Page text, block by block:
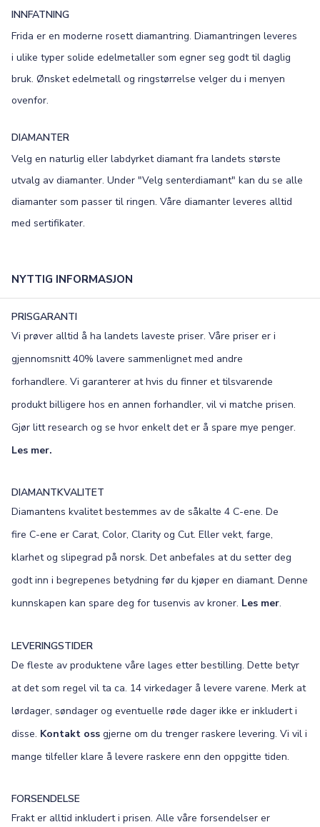
INNFATNING
Frida er en moderne rosett diamantring. Diamantringen leveres
i ulike typer solide edelmetaller som egner seg godt til daglig
bruk. Ønsket edelmetall og ringstørrelse velger du i menyen
ovenfor.
DIAMANTER
Velg en naturlig eller labdyrket diamant fra landets største
utvalg av diamanter. Under "Velg senterdiamant" kan du se alle
diamanter som passer til ringen. Våre diamanter leveres alltid
med sertifikater.
NYTTIG INFORMASJON
PRISGARANTI
Vi prøver alltid å ha landets laveste priser. Våre priser er i
gjennomsnitt 40% lavere sammenlignet med andre
forhandlere. Vi garanterer at hvis du finner et tilsvarende
produkt billigere hos en annen forhandler, vil vi matche prisen.
Gjør litt research og se hvor enkelt det er å spare mye penger.
Les mer.
DIAMANTKVALITET
Diamantens kvalitet bestemmes av de såkalte 4 C-ene. De
fire C-ene er Carat, Color, Clarity og Cut. Eller vekt, farge,
klarhet og slipegrad på norsk. Det anbefales at du setter deg
godt inn i begrepenes betydning før du kjøper en diamant. Denne
kunnskapen kan spare deg for tusenvis av kroner. Les mer.
LEVERINGSTIDER
De fleste av produktene våre lages etter bestilling. Dette betyr
at det som regel vil ta ca. 14 virkedager å levere varene. Merk at
lørdager, søndager og eventuelle røde dager ikke er inkludert i
disse. Kontakt oss gjerne om du trenger raskere levering. Vi vil i
mange tilfeller klare å levere raskere enn den oppgitte tiden.
FORSENDELSE
Frakt er alltid inkludert i prisen. Alle våre forsendelser er